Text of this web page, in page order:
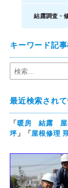
結露調査・
キーワード記
最近検索され
「暖房 結露 屋
坪」「屋根修理